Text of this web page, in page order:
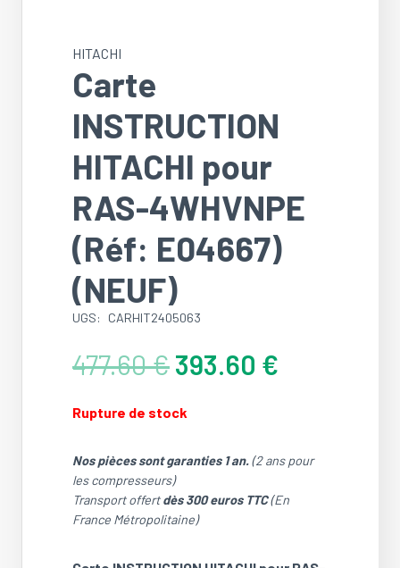
HITACHI
Carte
INSTRUCTION
HITACHI pour
RAS-4WHVNPE
(Réf: E04667)
(NEUF)
UGS: CARHIT2405063
477.60€Le
prix
initial
était :
393.60 €
Rupture de stock
Nos pièces sont garanties 1 an.(2 ans pour
les compresseurs)
Transport offertdès 300 euros TTC(En
France Métropolitaine)